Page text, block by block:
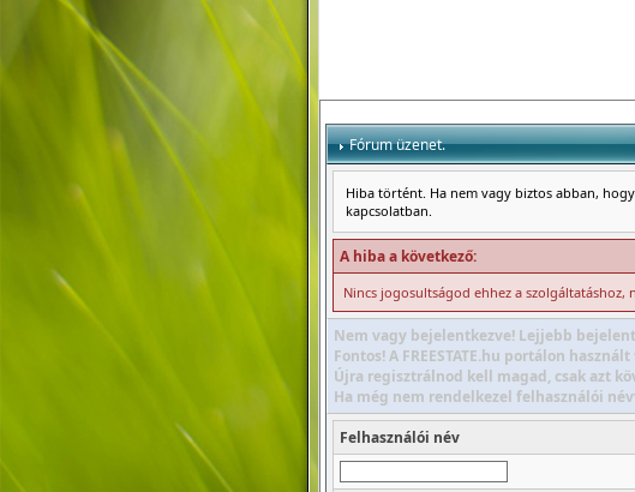
Fórum üzenet.
Hiba történt. Ha nem vagy biztos abban,
kapcsolatban.
A hiba a következő:
Nincs jogosultságod ehhez a
Nem vagy bejelentkezve! Lejjebb
Fontos! A FREESTATE.hu portálon
Újra regisztrálnod kell magad, csak azt
Ha még nem rendelkezel felhasználói
Felhasználói név